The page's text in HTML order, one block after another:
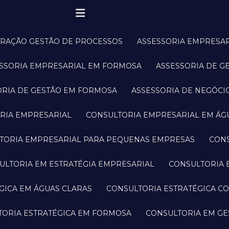
GESTÃO DE PROCESSOS ASSESSORIA
EMPRESARIAL EM FORMOSA ASSESSORIA DE
DE GESTÃO EM FORMOSA ASSESSORIA DE
EMPRESARIAL CONSULTORIA EMPRESARIAL EM
EMPRESARIAL PARA PEQUENAS EMPRESAS
EM ESTRATÉGIA EMPRESARIAL
EM ÁGUAS CLARAS CONSULTORIA ESTRATÉGICA
ESTRATÉGICA EM FORMOSA CONSULTORIA EM